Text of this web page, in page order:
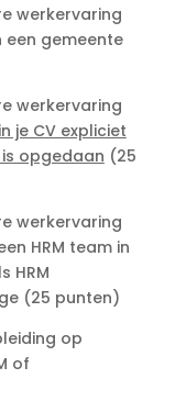
werkervaring
een gemeente
werkervaring
je CV expliciet
opgedaan (25
werkervaring
HRM team in
HRM
(25 punten)
op
of